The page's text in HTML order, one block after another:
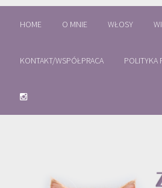
HOME O MNIE WŁOSY
KONTAKT/WSPÓŁPRACA POLITYKA